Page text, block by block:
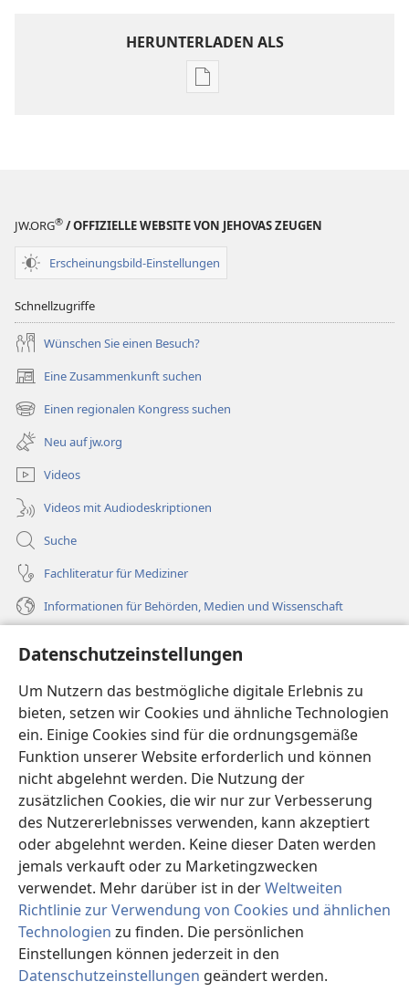
Datenschutzeinstellungen
Um Nutzern das bestmögliche digitale Erlebnis zu
bieten, setzen wir Cookies und ähnliche Technologien
ein. Einige Cookies sind für die ordnungsgemäße
Funktion unserer Website erforderlich und können
nicht abgelehnt werden. Die Nutzung der
zusätzlichen Cookies, die wir nur zur Verbesserung
des Nutzererlebnisses verwenden, kann akzeptiert
oder abgelehnt werden. Keine dieser Daten werden
jemals verkauft oder zu Marketingzwecken
verwendet. Mehr darüber ist in derWeltweiten
Richtlinie zur Verwendung von Cookies und ähnlichen
Technologien zu finden. Die persönlichen
Einstellungen können jederzeit in den
Datenschutzeinstellungen geändert werden.
HERUNTERLADEN ALS
Downloadoptionen
Mitmachseiten
JW.ORG® / OFFIZIELLE WEBSITE VON JEHOVAS ZEUGEN
Erscheinungsbild-Einstellungen
Schnellzugriffe
Wünschen Sie einen Besuch?
Eine Zusammenkunft suchen
(öffnet
neues
Fenster)
Einen regionalen Kongress suchen
(öffnet
neues
Fenster)
Neu auf jw.org
Videos
Videos mit Audiodeskriptionen
Suche
Fachliteratur für Mediziner
Informationen für Behörden, Medien und Wissenschaft
Spenden
(öffnet
neues
Fenster)Wachtturm ONLINE-BIBLIOTHEK
(öffnet
neues
Fenster)JW Hub®
(öffnet
neues
Fenster)JW Library
Watchtower Library ®
Copyright© 2026 Watch Tower Bible and Tract Society of Pennsylvania.
NUTZUNGSBEDINGUNGEN| DATENSCHUTZERKLÄRUNG
DATENSCHUTZEINSTELLUNGEN